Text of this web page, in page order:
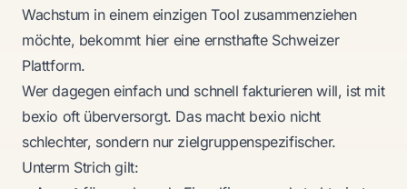
Wachstum in einem einzigen Tool zusammenziehen
möchte, bekommt hier eine ernsthafte Schweizer
Plattform.
Wer dagegen einfach und schnell fakturieren will, ist mit
bexio oft überversorgt. Das macht bexio nicht
schlechter, sondern nur zielgruppenspezifischer.
Unterm Strich gilt: